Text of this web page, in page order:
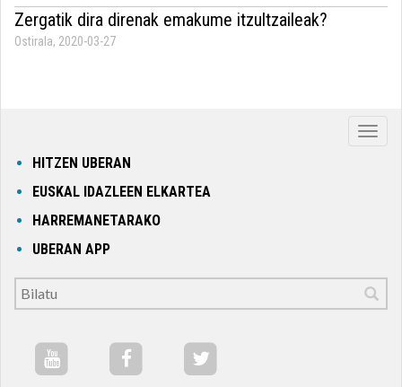
Zergatik dira direnak emakume itzultzaileak?
Ostirala, 2020-03-27
HITZEN UBERAN
EUSKAL IDAZLEEN ELKARTEA
HARREMANETARAKO
UBERAN APP